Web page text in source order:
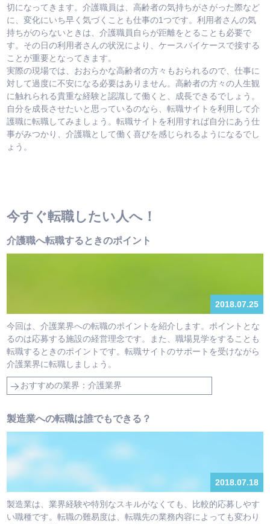
切になってきます。介護職員は、高齢者の気持ちがさがった際など
に、変化にいち早く気づくことも仕事の1つです。利用者さんの気
持ちがのらないときは、介護職員自らが距離をとることも必要で
す。その日の利用者さんの状況により、ケースバイケースで接する
ことが重要となってきます。
実際の現場では、おおらかな高齢者の方々もおられるので、仕事に
対して過度に不安になる必要はありません。高齢者の方々の人生観
に触れられる貴重な経験と認識して働くと、成長できるでしょう。
自分を成長させたいと思っているのなら、転職サイトを利用して介
護職に転職してみましょう。転職サイトを利用すれば自分にあう仕
事がみつかり、介護職として働く喜びを感じられるようになるでし
ょう。
今すぐ転職したい人へ！
介護職へ転職するときのポイント
2018.07.25
今回は、介護業界への転職のポイントを紹介します。ポイントとな
るのは応募する施設の経営理念です。また、職場見学をすることも
転職するときのポイントです。転職サイトのサポートを受けながら
介護業界に転職しましょう。
おすすめの業界：介護業界
製造業への転職は誰でもできる？
2018.07.18
製造業は、業界経験や特別なスキルがなくても、比較的応募しやす
い職種です。転職の難易度は、転職先の業務内容によっても変わり